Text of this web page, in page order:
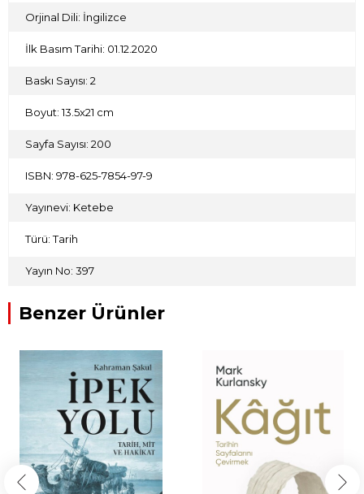
başdanışmanı olarak görev alan İngiliz Harry St. John
Bridger Philby’nin (1885-1960) hayatını ve faaliyetlerini konu
rol oynayan Ajan Philby’yi ve onun yardımıyla Vehhâbîlik
bakımından bu eser, tartışmasız alanında yapılmış ilk
araştırma niteliği taşımaktadır.
Prof. Dr. Mehmet Dalkılıç
Orjinal Dili: İngilizce
İlk Basım Tarihi: 01.12.2020
Baskı Sayısı: 2
Boyut: 13.5x21 cm
Sayfa Sayısı: 200
ISBN: 978-625-7854-97-9
Yayınevi: Ketebe
Türü: Tarih
Yayın No: 397
Benzer Ürünler